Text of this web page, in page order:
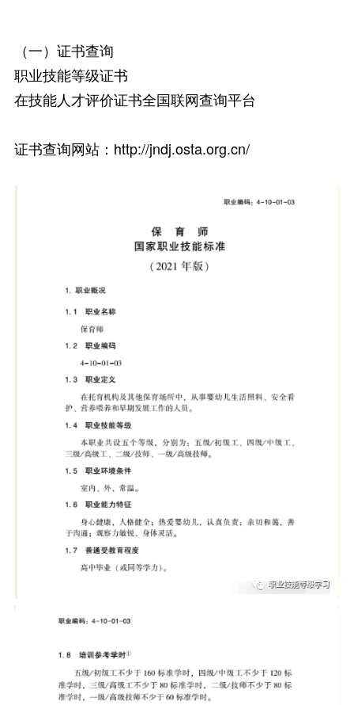
（一）证书查询
职业技能等级证书
在技能人才评价证书全国联网查询平台
证书查询网站： http://jndj.osta.org.cn/